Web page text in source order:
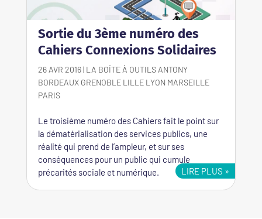
Sortie du 3ème numéro des
Cahiers Connexions Solidaires
26 AVR 2016| LA BOÎTE À OUTILS ANTONY
BORDEAUX GRENOBLE LILLE LYON MARSEILLE
PARIS
Le troisième numéro des Cahiers fait le point sur
la dématérialisation des services publics, une
réalité qui prend de l’ampleur, et sur ses
conséquences pour un public qui cumule
précarités sociale et numérique.
LIRE PLUS